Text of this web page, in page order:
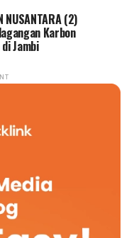
NUSANTARA (2)
Karbon
Jambi